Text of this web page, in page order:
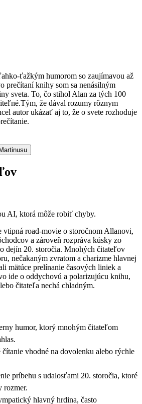
ťažkým humorom so zaujímavou až
prečítaní knihy som sa nenásilným
sveta. To, čo stihol Alan za tých 100
že dával rozumy rôznym
autor ukázať aj to, že o svete rozhoduje
AI, ktorá môže robiť chyby.
road‑movie o storočnom Allanovi,
a zároveň rozpráva kúsky zo
dejín 20. storočia. Mnohých čitateľov
nečakaným zvratom a charizme hlavnej
mätúce prelínanie časových liniek a
ide o oddychovú a polarizujúcu knihu,
čitateľa nechá chladným.
humor, ktorý mnohým čitateľom
vhodné na dovolenku alebo rýchle
príbehu s udalosťami 20. storočia, ktoré
rozmer.
hlavný hrdina, často